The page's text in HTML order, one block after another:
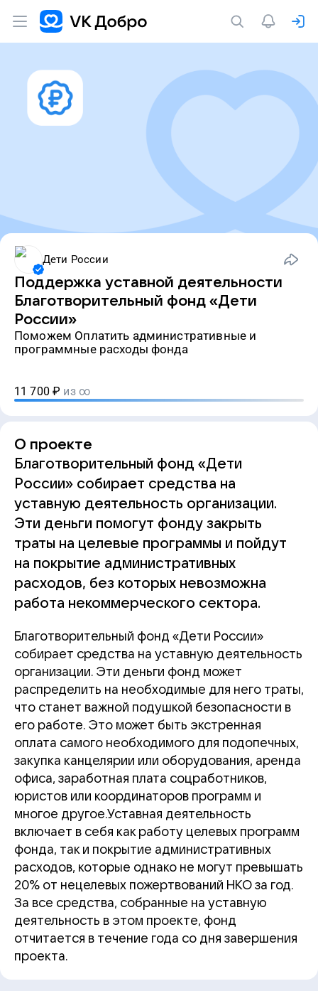
Дети России
Поддержка уставной деятельности
Благотворительный фонд «Дети
России»
Поможем Оплатить административные и
программные расходы фонда
11 700 ₽ из ∞
О проекте
Благотворительный фонд «Дети
России» собирает средства на
уставную деятельность организации.
Эти деньги помогут фонду закрыть
траты на целевые программы и пойдут
на покрытие административных
расходов, без которых невозможна
работа некоммерческого сектора.
Благотворительный фонд «Дети России»
собирает средства на уставную деятельность
организации. Эти деньги фонд может
распределить на необходимые для него траты,
что станет важной подушкой безопасности в
его работе. Это может быть экстренная
оплата самого необходимого для подопечных,
закупка канцелярии или оборудования, аренда
офиса, заработная плата соцработников,
юристов или координаторов программ и
многое другое.Уставная деятельность
включает в себя как работу целевых программ
фонда, так и покрытие административных
расходов, которые однако не могут превышать
20% от нецелевых пожертвований НКО за год.
За все средства, собранные на уставную
деятельность в этом проекте, фонд
отчитается в течение года со дня завершения
проекта.